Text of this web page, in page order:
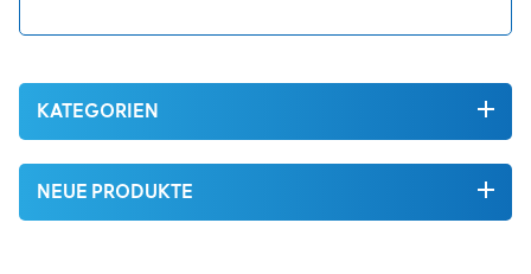
KATEGORIEN
NEUE PRODUKTE